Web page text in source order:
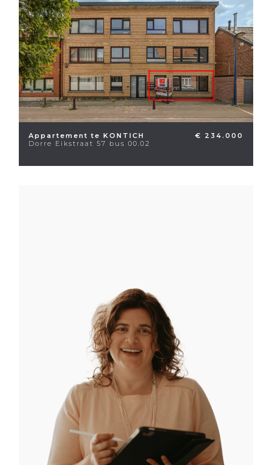
Appartement te KONTICH
Dorre Eikstraat 57 bus 00.02
€ 234.000